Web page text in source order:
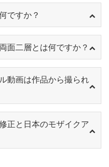
ですか？
面二層とは何ですか？
動画は作品から撮られ
正と日本のモザイクア